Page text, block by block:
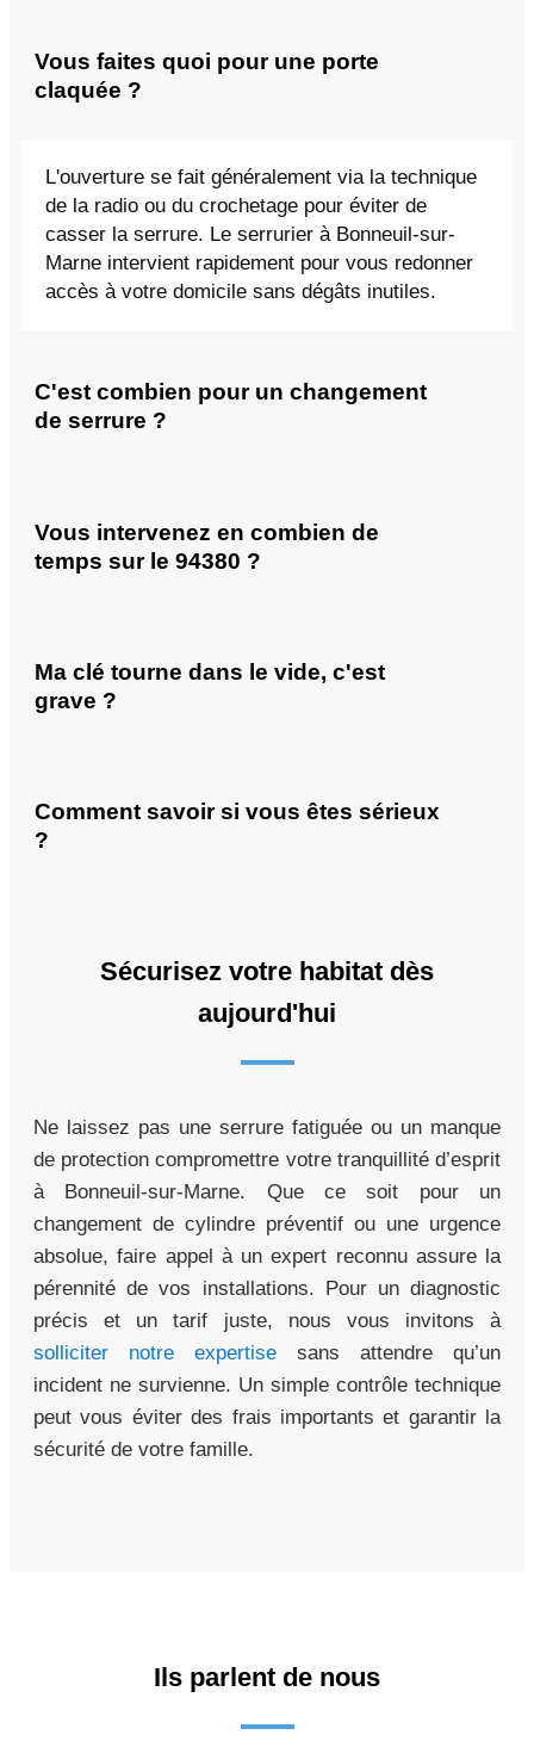
Vous faites quoi pour une porte
claquée ?
L'ouverture se fait généralement via la technique
de la radio ou du crochetage pour éviter de
casser la serrure. Le serrurier à Bonneuil-sur-
Marne intervient rapidement pour vous redonner
accès à votre domicile sans dégâts inutiles.
C'est combien pour un changement
de serrure ?
Vous intervenez en combien de
temps sur le 94380 ?
Ma clé tourne dans le vide, c'est
grave ?
Comment savoir si vous êtes sérieux
?
Sécurisez votre habitat dès
aujourd'hui
Ne laissez pas une serrure fatiguée ou un manque
de protection compromettre votre tranquillité d’esprit
à Bonneuil-sur-Marne. Que ce soit pour un
changement de cylindre préventif ou une urgence
absolue, faire appel à un expert reconnu assure la
pérennité de vos installations. Pour un diagnostic
précis et un tarif juste, nous vous invitons à
solliciter notre expertise sans attendre qu’un
incident ne survienne. Un simple contrôle technique
peut vous éviter des frais importants et garantir la
sécurité de votre famille.
Ils parlent de nous